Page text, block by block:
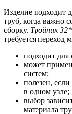
Изделие подходит
труб, когда важно
сборку. Тройник
требуется
подходит для
может
систем;
полезен,
в одном узле;
выбор
материала